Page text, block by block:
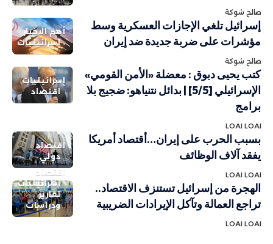
صالح شوكة
أهم الاخبار
إسرائيليات
إسرائيل تلغي الإجازات العسكرية وسط
مؤشرات على ضربة جديدة ضد إيران
صالح شوكة
إسرائيليات
اقتصاد
كتب يحيى دبوق : معضلة «الأمن القومي»
الإسرائيلي [5/5] | بدائل نتنياهو: ضجيج بلا
برامج
LOAI LOAI
اقتصاد
دولي
بسبب الحرب على إيران…أقتصاد أمريكا
يفقد آلاف الوظائف
LOAI LOAI
اقتصاد
إسرائيليات
تقارير
ودراسات
الهجرة من إسرائيل تستنزف الاقتصاد..
تراجع العمالة وتآكل الإيرادات الضريبية
LOAI LOAI